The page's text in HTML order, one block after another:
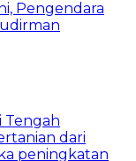
Pengendara